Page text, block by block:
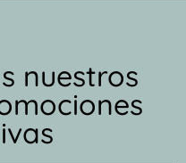
nuestros